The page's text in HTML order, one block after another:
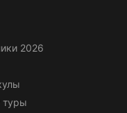
2026
туры